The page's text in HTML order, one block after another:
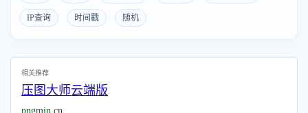
IP查询 时间戳 随机
相关推荐
压图大师云端版
pngmin.cn